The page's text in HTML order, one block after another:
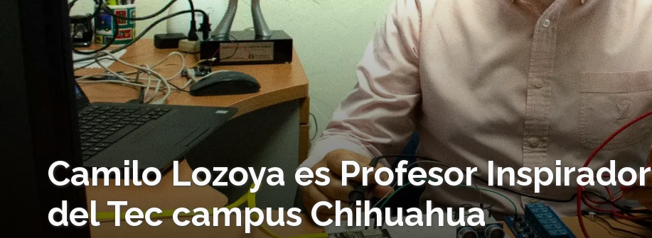
Camilo Lozoya es Profesor Inspirador
del Tec campus Chihuahua